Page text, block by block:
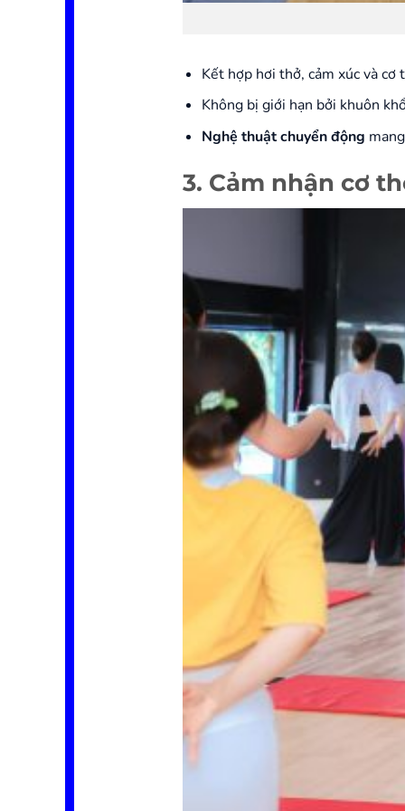
Kết hợp hơi thở, cảm xúc và cơ
Không bị giới hạn bởi khuôn
Nghệ thuật chuyển động
3. Cảm nhận cơ